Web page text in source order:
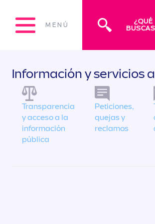
MENÚ
¿QUÉ
Información y servicios
Transparencia
y acceso a la
información
pública
Peticiones,
quejas y
reclamos